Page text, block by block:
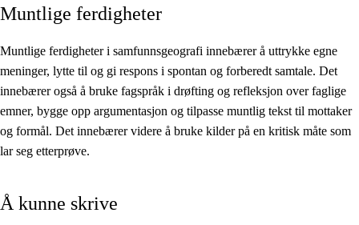
Kjerneelementer
Tverrfaglige temaer
Grunnleggende ferdigheter
Muntlige ferdigheter
Muntlige ferdigheter i samfunnsgeografi innebærer å uttrykke egne
meninger, lytte til og gi respons i spontan og forberedt samtale. Det
innebærer også å bruke fagspråk i drøfting og refleksjon over faglige
emner, bygge opp argumentasjon og tilpasse muntlig tekst til mottaker
og formål. Det innebærer videre å bruke kilder på en kritisk måte som
lar seg etterprøve.
Å kunne skrive